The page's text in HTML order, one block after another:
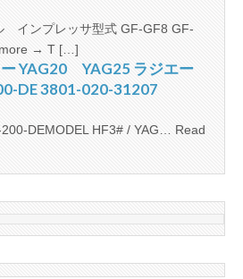
インプレッサ型式 GF-GF8 GF-
more → T […]
YAG20 YAG25 ラジエー
DE 3801-020-31207
DEMODEL HF3# / YAG… Read